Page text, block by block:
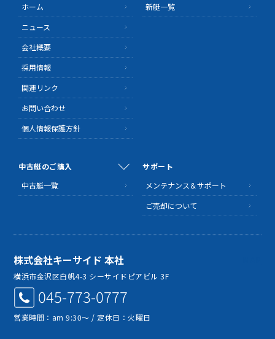
ホーム
ニュース
会社概要
採用情報
関連リンク
お問い合わせ
個人情報保護方針
新艇一覧
中古艇のご購入
中古艇一覧
サポート
メンテナンス＆サポート
ご売却について
株式会社キーサイド 本社
横浜市金沢区白帆4-3 シーサイドピアビル 3F
045-773-0777
営業時間：am 9:30～ / 定休日：火曜日